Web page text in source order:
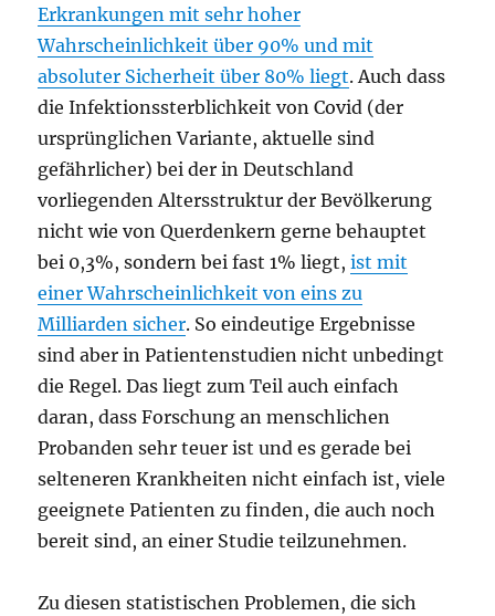
Erkrankungen mit sehr hoher
Wahrscheinlichkeit über 90% und mit
absoluter Sicherheit über 80% liegt. Auch dass
die Infektionssterblichkeit von Covid (der
ursprünglichen Variante, aktuelle sind
gefährlicher) bei der in Deutschland
vorliegenden Altersstruktur der Bevölkerung
nicht wie von Querdenkern gerne behauptet
bei 0,3%, sondern bei fast 1% liegt,ist mit
einer Wahrscheinlichkeit von eins zu
Milliarden sicher. So eindeutige Ergebnisse
sind aber in Patientenstudien nicht unbedingt
die Regel. Das liegt zum Teil auch einfach
daran, dass Forschung an menschlichen
Probanden sehr teuer ist und es gerade bei
selteneren Krankheiten nicht einfach ist, viele
geeignete Patienten zu finden, die auch noch
bereit sind, an einer Studie teilzunehmen.
Zu diesen statistischen Problemen, die sich